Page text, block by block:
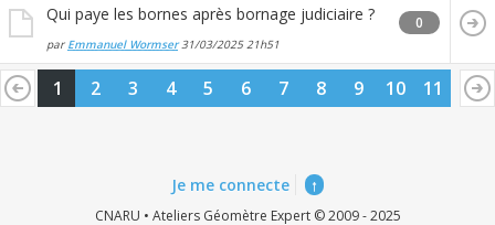
Qui paye les bornes après bornage judiciaire ?
par Emmanuel Wormser31/03/202521h51
0
1 2 3 4 5 6 7 8 9 10 11
Je me connecte ↑
CNARU • Ateliers Géomètre Expert © 2009 - 2025